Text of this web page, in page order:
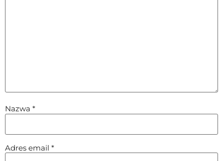
Nazwa *
Adres email *